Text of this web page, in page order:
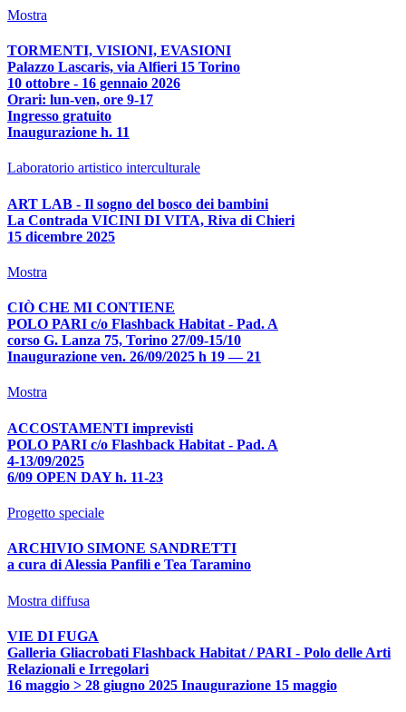
Mostra
TORMENTI, VISIONI, EVASIONI
Palazzo Lascaris, via Alfieri 15 Torino
10 ottobre - 16 gennaio 2026
Orari: lun-ven, ore 9-17
Ingresso gratuito
Inaugurazione h. 11
Laboratorio artistico interculturale
ART LAB - Il sogno del bosco dei bambini
La Contrada VICINI DI VITA, Riva di Chieri
15 dicembre 2025
Mostra
CIÒ CHE MI CONTIENE
POLO PARI c/o Flashback Habitat - Pad. A
corso G. Lanza 75, Torino 27/09-15/10
Inaugurazione ven. 26/09/2025 h 19 — 21
Mostra
ACCOSTAMENTI imprevisti
POLO PARI c/o Flashback Habitat - Pad. A
4-13/09/2025
6/09 OPEN DAY h. 11-23
Progetto speciale
ARCHIVIO SIMONE SANDRETTI
a cura di Alessia Panfili e Tea Taramino
Mostra diffusa
VIE DI FUGA
Galleria Gliacrobati Flashback Habitat / PARI - Polo delle Arti
Relazionali e Irregolari
16 maggio > 28 giugno 2025 Inaugurazione 15 maggio